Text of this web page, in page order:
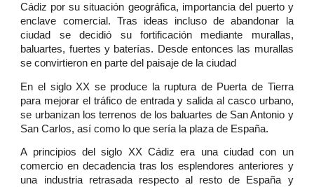
Cádiz por su situación geográfica, importancia del puerto y
enclave comercial. Tras ideas incluso de abandonar la
ciudad se decidió su fortificación mediante murallas,
baluartes, fuertes y baterías. Desde entonces las murallas
se convirtieron en parte del paisaje de la ciudad
En el siglo XX se produce la ruptura de Puerta de Tierra
para mejorar el tráfico de entrada y salida al casco urbano,
se urbanizan los terrenos de los baluartes de San Antonio y
San Carlos, así como lo que sería la plaza de España.
A principios del siglo XX Cádiz era una ciudad con un
comercio en decadencia tras los esplendores anteriores y
una industria retrasada respecto al resto de España y